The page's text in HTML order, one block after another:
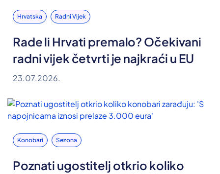
Hrvatska Radni Vijek
Rade li Hrvati premalo? Očekivani
radni vijek četvrti je najkraći u EU
23.07.2026.
Konobari Sezona
Poznati ugostitelj otkrio koliko